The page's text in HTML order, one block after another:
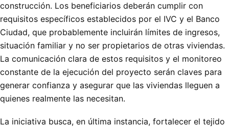
construcción. Los beneficiarios deberán cumplir con
requisitos específicos establecidos por el IVC y el Banco
Ciudad, que probablemente incluirán límites de ingresos,
situación familiar y no ser propietarios de otras viviendas.
La comunicación clara de estos requisitos y el monitoreo
constante de la ejecución del proyecto serán claves para
generar confianza y asegurar que las viviendas lleguen a
quienes realmente las necesitan.
La iniciativa busca, en última instancia, fortalecer el tejido